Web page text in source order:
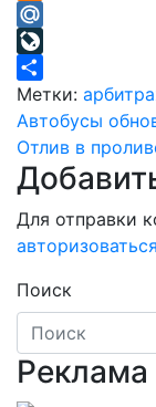
Odnoklassniki
Mail.Ru
LiveJournal
Отправить
Метки:
по
Автобусы
Отлив в
Для отправки
авторизоваться
Поиск
Реклама